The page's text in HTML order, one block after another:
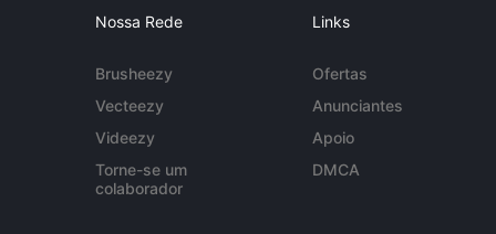
Nossa Rede
Brusheezy
Vecteezy
Videezy
Torne-se um
colaborador
Links
Ofertas
Anunciantes
Apoio
DMCA